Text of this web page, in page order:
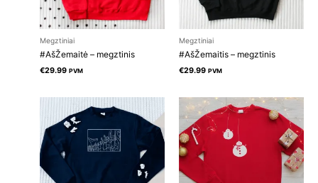
Megztiniai
#AšŽemaitė – megztinis
€29.99 PVM
Megztiniai
#AšŽemaitis – megztinis
€29.99 PVM